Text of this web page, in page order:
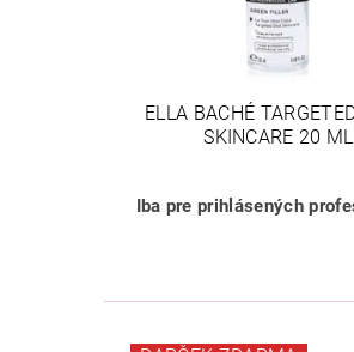
ELLA BACHÉ
SKINCARE 20 ML
Iba pre prihlásených